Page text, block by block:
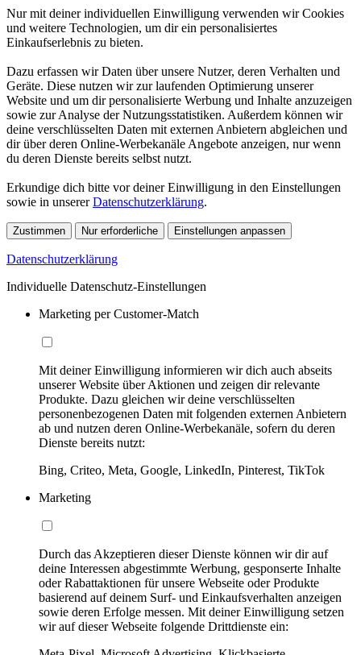
Nur mit deiner individuellen Einwilligung verwenden wir Cookies
und weitere Technologien, um dir ein personalisiertes
Einkaufserlebnis zu bieten.
Dazu erfassen wir Daten über unsere Nutzer, deren Verhalten und
Geräte. Diese nutzen wir zur laufenden Optimierung unserer
Website und um dir personalisierte Werbung und Inhalte anzuzeigen
sowie zur Analyse der Nutzungsstatistiken. Außerdem können wir
deine verschlüsselten Daten mit externen Anbietern abgleichen und
dir über deren Online-Werbekanäle Angebote anzeigen, nur wenn
du deren Dienste bereits selbst nutzt.
Erkundige dich bitte vor deiner Einwilligung in den Einstellungen
sowie in unsererDatenschutzerklärung.
Zustimmen Nur erforderliche Einstellungen anpassen
Datenschutzerklärung
Individuelle Datenschutz-Einstellungen
Marketing per Customer-Match
Mit deiner Einwilligung informieren wir dich auch abseits
unserer Website über Aktionen und zeigen dir relevante
Produkte. Dazu gleichen wir deine verschlüsselten
personenbezogenen Daten mit folgenden externen Anbietern
ab und nutzen deren Online-Werbekanäle, sofern du deren
Dienste bereits nutzt:
Bing, Criteo, Meta, Google, LinkedIn, Pinterest, TikTok
Marketing
Durch das Akzeptieren dieser Dienste können wir dir auf
deine Interessen abgestimmte Werbung, gesponserte Inhalte
oder Rabattaktionen für unsere Webseite oder Produkte
basierend auf deinem Surf- und Einkaufsverhalten anzeigen
sowie deren Erfolge messen. Mit deiner Einwilligung setzen
wir auf dieser Webseite folgende Drittdienste ein: